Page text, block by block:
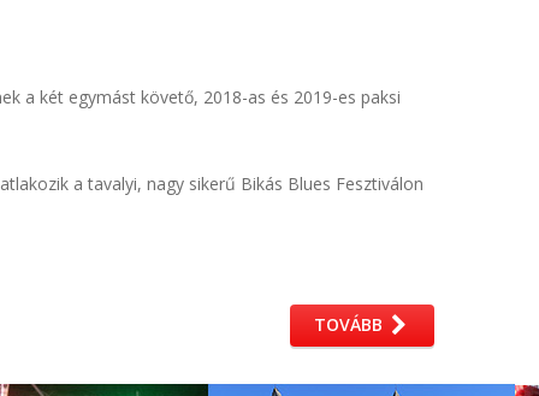
a két egymást követő, 2018-as és 2019-es paksi
a tavalyi, nagy sikerű Bikás Blues Fesztiválon
TOVÁBB